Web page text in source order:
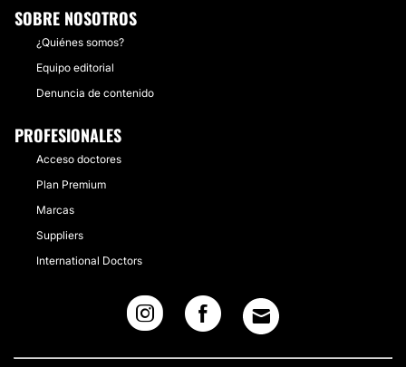
SOBRE NOSOTROS
¿Quiénes somos?
Equipo editorial
Denuncia de contenido
PROFESIONALES
Acceso doctores
Plan Premium
Marcas
Suppliers
International Doctors